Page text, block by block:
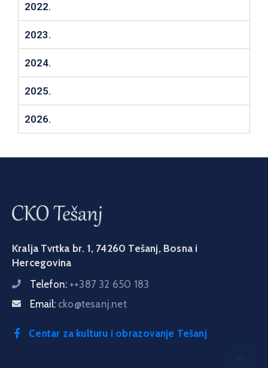
2022.
2023.
2024.
2025.
2026.
Kralja Tvrtka br. 1, 74260 Tešanj, Bosna i
Hercegovina
Telefon: ++387 32 650 183
Email: cko@tesanj.net
Centar za kulturu i obrazovanje Tešanj